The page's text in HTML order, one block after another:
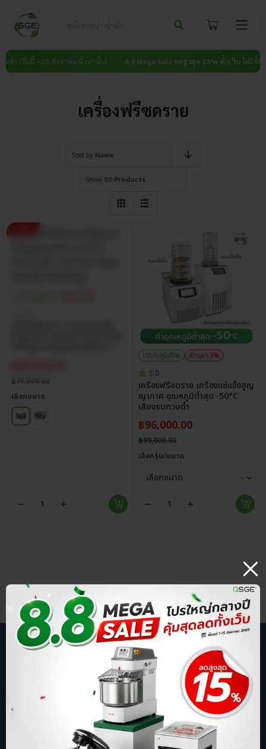
content
ำ (วันนี้ – 15 สิงหาคม นี้ เท่านั้น) 8.8 Mega Sale ลดสูงสุด 15% ทั้งเว็บไม่มีขั้นต่ำ
เครื่องฟรีซดราย
Sort by Name
Show 50 Products
฿71,900.00
เลือกขนาด
ประกันศูนย์ไทย
ส่วนลด 3%
5.0
เครื่องฟรีซดราย เครื่องแช่แข็งสูญ
ญากาศ อุณหภูมิต่ำสุด -50°C
เสียงรบกวนต่ำ
฿96,000.00
฿99,000.00
เลือกรุ่น/ขนาด
บริษัท สปริงกรีน อีโวลูชั่น จำกัด
ร้านออนไลน์ ที่รู้จักในชื่อ sgethai.com
ผู้นำเข้าและจัดจำหน่ายเครื่องซีลสูญญากาศ